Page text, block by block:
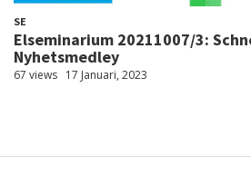
SE
Elseminarium 20211007/3:
Nyhetsmedley
67 views 17 Januari, 2023